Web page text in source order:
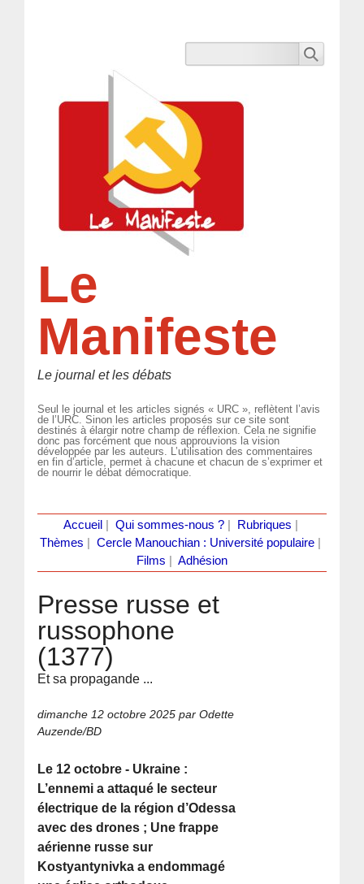
Le
Manifeste
Le journal et les débats
Seul le journal et les articles signés « URC », reflètent l’avis
de l’URC. Sinon les articles proposés sur ce site sont
destinés à élargir notre champ de réflexion. Cela ne signifie
donc pas forcément que nous approuvions la vision
développée par les auteurs. L’utilisation des commentaires
en fin d’article, permet à chacune et chacun de s’exprimer et
de nourrir le débat démocratique.
Accueil Qui sommes-nous ?| Rubriques
Thèmes
Cercle Manouchian : Université populaire
Films
Adhésion
Presse russe et
russophone
(1377)
Et sa propagande ...
dimanche 12 octobre 2025 par Odette
Auzende/BD
Le 12 octobre - Ukraine :
L’ennemi a attaqué le secteur
électrique de la région d’Odessa
avec des drones ; Une frappe
aérienne russe sur
Kostyantynivka a endommagé